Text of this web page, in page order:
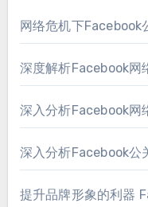
网络危机下Facebook
深度解析Facebook网
深入分析Facebook网
深入分析Facebook公
提升品牌形象的利器